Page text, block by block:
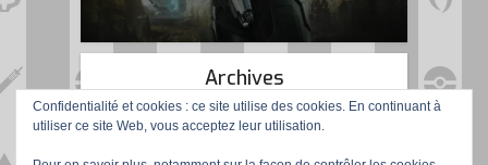
Archives
Confidentialité et cookies : ce site utilise des cookies. En continuant à
utiliser ce site Web, vous acceptez leur utilisation.